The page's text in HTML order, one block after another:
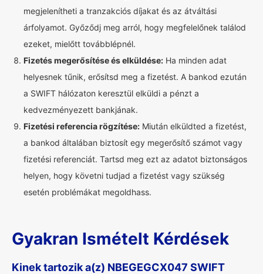
megjelenítheti a tranzakciós díjakat és az átváltási
árfolyamot. Győződj meg arról, hogy megfelelőnek találod
ezeket, mielőtt továbblépnél.
Fizetés megerősítése és elküldése: Ha minden adat
helyesnek tűnik, erősítsd meg a fizetést. A bankod ezután
a SWIFT hálózaton keresztül elküldi a pénzt a
kedvezményezett bankjának.
Fizetési referencia rögzítése: Miután elküldted a fizetést,
a bankod általában biztosít egy megerősítő számot vagy
fizetési referenciát. Tartsd meg ezt az adatot biztonságos
helyen, hogy követni tudjad a fizetést vagy szükség
esetén problémákat megoldhass.
Gyakran Ismételt Kérdések
Kinek tartozik a(z) NBEGEGCX047 SWIFT